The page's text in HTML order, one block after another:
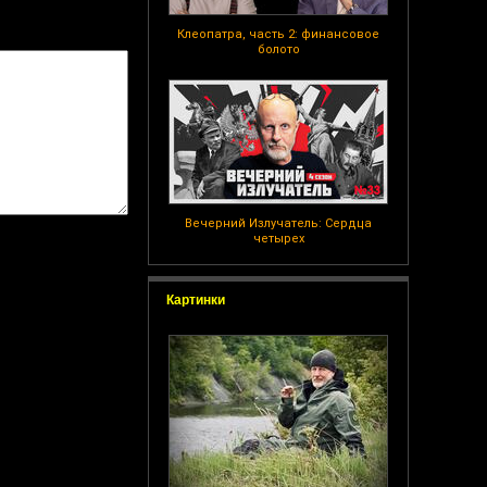
Клеопатра, часть 2: финансовое
болото
Вечерний Излучатель: Сердца
четырех
Картинки